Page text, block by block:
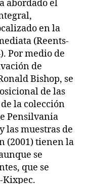
abordado el
en la
(Reents-
Por medio de
de
Bishop, se
de las
la colección
Pensilvania
las muestras de
(2001) tienen la
se
que se
Kixpec.